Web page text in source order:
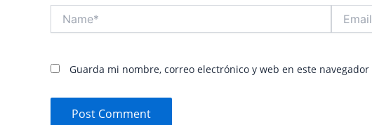
Guarda mi nombre, correo electrónico y web en este